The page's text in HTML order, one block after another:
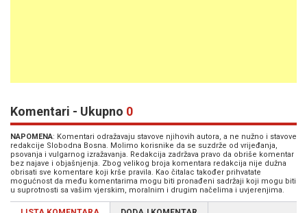
Komentari - Ukupno 0
NAPOMENA: Komentari odražavaju stavove njihovih autora, a ne nužno i stavove
redakcije Slobodna Bosna. Molimo korisnike da se suzdrže od vrijeđanja,
psovanja i vulgarnog izražavanja. Redakcija zadržava pravo da obriše komentar
bez najave i objašnjenja. Zbog velikog broja komentara redakcija nije dužna
obrisati sve komentare koji krše pravila. Kao čitalac također prihvatate
mogućnost da među komentarima mogu biti pronađeni sadržaji koji mogu biti
u suprotnosti sa vašim vjerskim, moralnim i drugim načelima i uvjerenjima.